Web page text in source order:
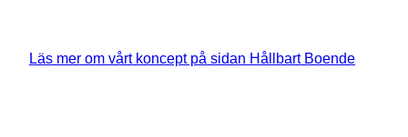
Läs mer om vårt koncept på sidan Hållbart Boende